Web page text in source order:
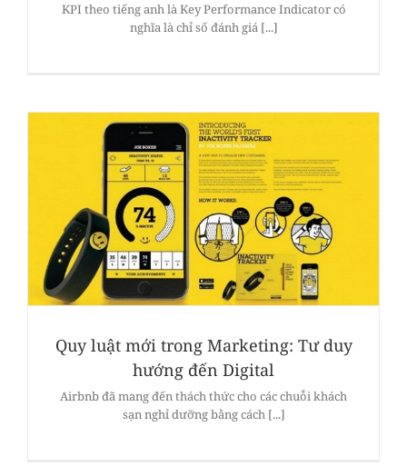
KPI theo tiếng anh là Key Performance Indicator có
nghĩa là chỉ số đánh giá [...]
Quy luật mới trong Marketing: Tư duy
hướng đến Digital
Airbnb đã mang đến thách thức cho các chuỗi khách
sạn nghỉ dưỡng bằng cách [...]